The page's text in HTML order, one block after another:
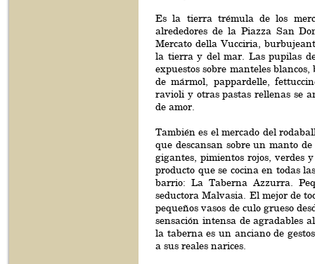
Es la tierra trémula de los
alrededores de la Piazza San
Mercato della Vucciria,
la tierra y del mar. Las pupilas
expuestos sobre manteles
de mármol, pappardelle,
ravioli y otras pastas rellenas se
de amor.
También es el mercado del
que descansan sobre un manto
gigantes, pimientos rojos, verdes
producto que se cocina en todas
barrio: La Taberna Azzurra.
seductora Malvasia. El mejor de
pequeños vasos de culo grueso
sensación intensa de agradables
la taberna es un anciano de
a sus reales narices.